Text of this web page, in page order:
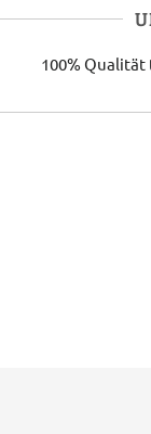
100% Qualität